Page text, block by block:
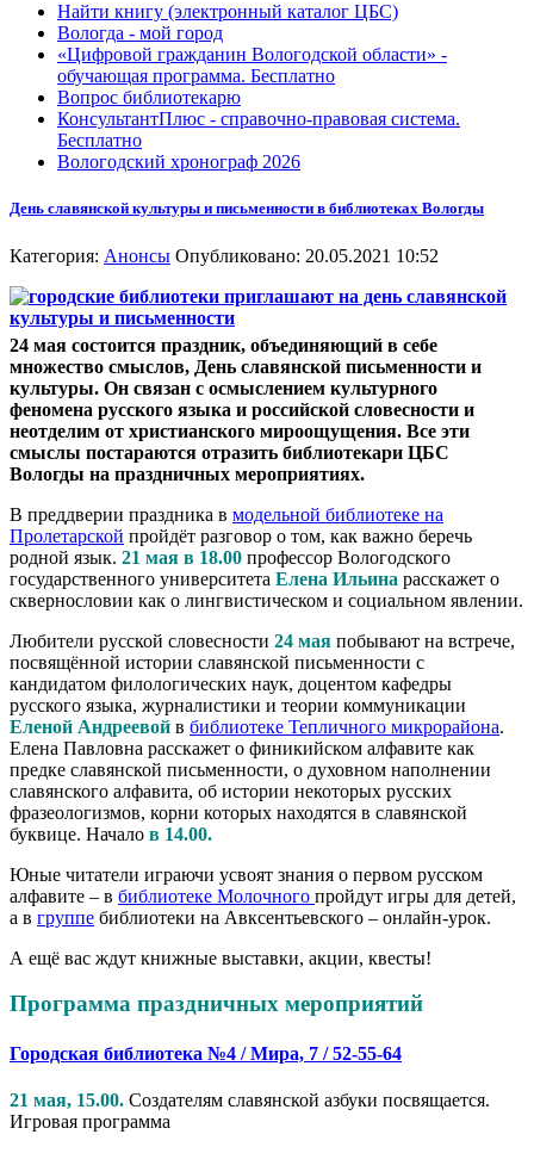
Найти книгу (электронный каталог ЦБС)
Вологда - мой город
«Цифровой гражданин Вологодской области» -
обучающая программа. Бесплатно
Вопрос библиотекарю
КонсультантПлюс - справочно-правовая система.
Бесплатно
Вологодский хронограф 2026
День славянской культуры и письменности в библиотеках Вологды
Категория: Анонсы Опубликовано: 20.05.2021 10:52
24 мая состоится праздник, объединяющий в себе
множество смыслов, День славянской письменности и
культуры. Он связан с осмыслением культурного
феномена русского языка и российской словесности и
неотделим от христианского мироощущения. Все эти
смыслы постараются отразить библиотекари ЦБС
Вологды на праздничных мероприятиях.
В преддверии праздника в модельной библиотеке на
Пролетарской пройдёт разговор о том, как важно беречь
родной язык. 21 мая в 18.00 профессор Вологодского
государственного университета Елена Ильина расскажет о
сквернословии как о лингвистическом и социальном явлении.
Любители русской словесности 24 мая побывают на встрече,
посвящённой истории славянской письменности с
кандидатом филологических наук, доцентом кафедры
русского языка, журналистики и теории коммуникации
Еленой Андреевой в библиотеке Тепличного микрорайона.
Елена Павловна расскажет о финикийском алфавите как
предке славянской письменности, о духовном наполнении
славянского алфавита, об истории некоторых русских
фразеологизмов, корни которых находятся в славянской
буквице. Начало в 14.00.
Юные читатели играючи усвоят знания о первом русском
алфавите – в библиотеке Молочного пройдут игры для детей,
а в группе библиотеки на Авксентьевского – онлайн-урок.
А ещё вас ждут книжные выставки, акции, квесты!
Программа праздничных мероприятий
Городская библиотека №4 / Мира, 7 / 52-55-64
21 мая, 15.00. Создателям славянской азбуки посвящается.
Игровая программа